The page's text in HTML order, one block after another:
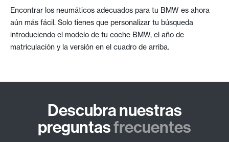
Encontrar los neumáticos adecuados para tu BMW es ahora
aún más fácil. Solo tienes que personalizar tu búsqueda
introduciendo el modelo de tu coche BMW, el año de
matriculación y la versión en el cuadro de arriba.
Descubra nuestras
preguntasfrecuentes